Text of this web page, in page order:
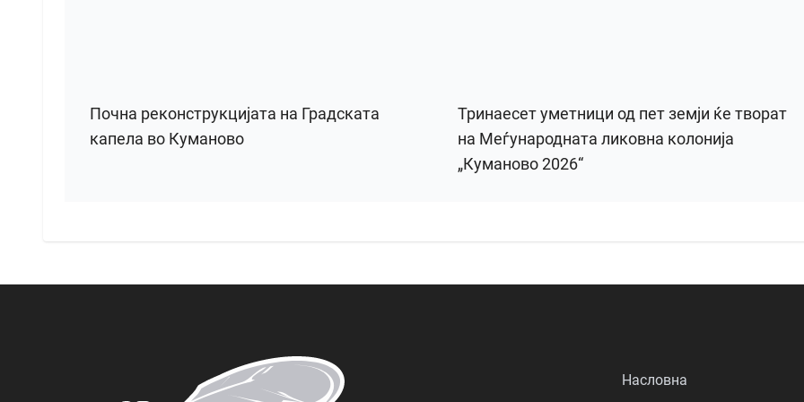
Почна реконструкцијата на Градската
капела во Куманово
Тринаесет уметници од пет земји ќе творат
на Меѓународната ликовна колонија
„Куманово 2026“
Насловна